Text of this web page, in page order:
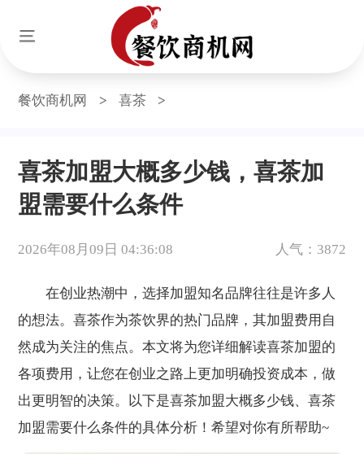
餐饮商机网 > 喜茶 >
喜茶加盟大概多少钱，喜茶加
盟需要什么条件
2026年08月09日 04:36:08 人气：3872
在创业热潮中，选择加盟知名品牌往往是许多人
的想法。喜茶作为茶饮界的热门品牌，其加盟费用自
然成为关注的焦点。本文将为您详细解读喜茶加盟的
各项费用，让您在创业之路上更加明确投资成本，做
出更明智的决策。以下是喜茶加盟大概多少钱、喜茶
加盟需要什么条件的具体分析！希望对你有所帮助~